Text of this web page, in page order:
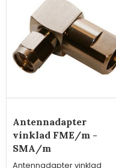
Antennadapter
vinklad FME/m -
SMA/m
Antennadapter vinklad